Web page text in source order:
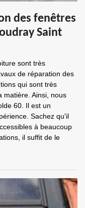
des fenêtres
Saint
sont très
de réparation des
qui sont très
matière. Ainsi, nous
60. Il est un
Sachez qu'il
à beaucoup
il suffit de le